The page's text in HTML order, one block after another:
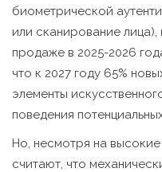
биометрической
или сканирование
продаже в 2025-2026
что к 2027 году 65%
элементы
поведения
Но, несмотря на
считают, что